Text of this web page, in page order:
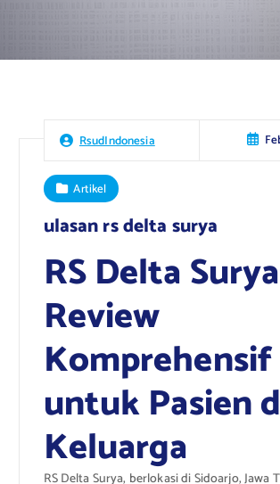
RsudIndonesia
Artikel
ulasan rs delta surya
RS Delta
Review
Komprehensif
untuk Pasien
Keluarga
RS Delta Surya, berlokasi di Sidoarjo, Jawa